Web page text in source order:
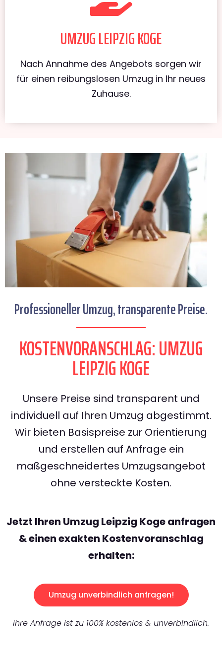
UMZUG LEIPZIG KOGE
Nach Annahme des Angebots sorgen wir
für einen reibungslosen Umzug in Ihr neues
Zuhause.
Professioneller Umzug, transparente Preise.
KOSTENVORANSCHLAG: UMZUG
LEIPZIG KOGE
Unsere Preise sind transparent und
individuell auf Ihren Umzug abgestimmt.
Wir bieten Basispreise zur Orientierung
und erstellen auf Anfrage ein
maßgeschneidertes Umzugsangebot
ohne versteckte Kosten.
Jetzt Ihren Umzug Leipzig Koge anfragen
& einen exakten Kostenvoranschlag
erhalten:
Umzug unverbindlich anfragen!
Ihre Anfrage ist zu 100% kostenlos & unverbindlich.